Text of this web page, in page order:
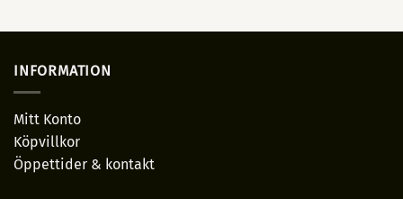
INFORMATION
Mitt Konto
Köpvillkor
Öppettider & kontakt